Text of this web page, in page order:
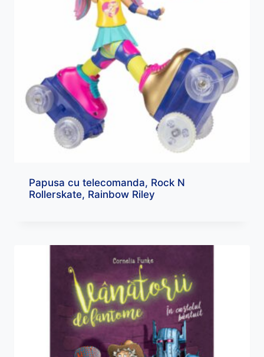
Papusa cu telecomanda, Rock N
Rollerskate, Rainbow Riley